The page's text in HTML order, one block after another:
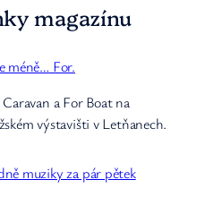
magazínu
méně… For.
a For Boat na
výstavišti v Letňanech.
muziky za pár pětek